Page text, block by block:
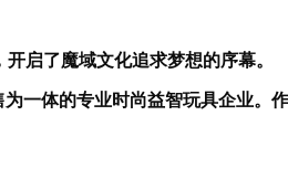
启了魔域文化追求梦想的序幕。
一体的专业时尚益智玩具企业